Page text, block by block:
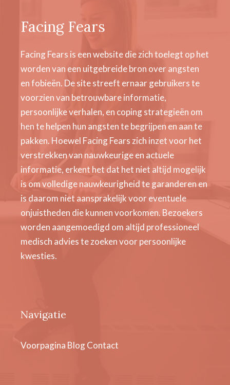
Facing Fears
Facing Fears is een website die zich toelegt op het
worden van een uitgebreide bron over angsten
en fobieën. De site streeft ernaar gebruikers te
voorzien van betrouwbare informatie,
persoonlijke verhalen, en coping strategieën om
hen te helpen hun angsten te begrijpen en aan te
pakken. Hoewel Facing Fears zich inzet voor het
verstrekken van nauwkeurige en actuele
informatie, erkent het dat het niet altijd mogelijk
is om volledige nauwkeurigheid te garanderen en
is daarom niet aansprakelijk voor eventuele
onjuistheden die kunnen voorkomen. Bezoekers
worden aangemoedigd om altijd professioneel
medisch advies te zoeken voor persoonlijke
kwesties.
Navigatie
Voorpagina BlogContact